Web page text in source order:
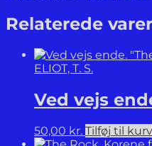
Relaterede varer
ELIOT, T. S.
Ved vejs
50,00 kr. Tilføj til kurv